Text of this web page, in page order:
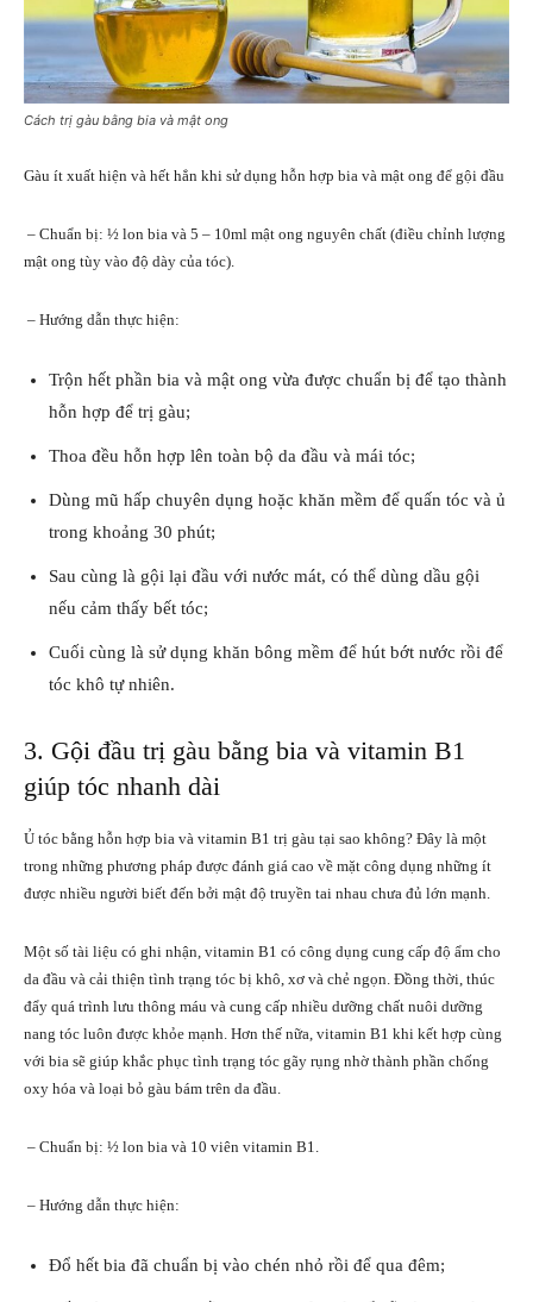
Cách trị gàu bằng bia và mật ong
Gàu ít xuất hiện và hết hẳn khi sử dụng hỗn hợp bia và mật ong để gội đầu
– Chuẩn bị: ½ lon bia và 5 – 10ml mật ong nguyên chất (điều chỉnh lượng
mật ong tùy vào độ dày của tóc).
– Hướng dẫn thực hiện:
Trộn hết phần bia và mật ong vừa được chuẩn bị để tạo thành
hỗn hợp để trị gàu;
Thoa đều hỗn hợp lên toàn bộ da đầu và mái tóc;
Dùng mũ hấp chuyên dụng hoặc khăn mềm để quấn tóc và ủ
trong khoảng 30 phút;
Sau cùng là gội lại đầu với nước mát, có thể dùng dầu gội
nếu cảm thấy bết tóc;
Cuối cùng là sử dụng khăn bông mềm để hút bớt nước rồi để
tóc khô tự nhiên.
3. Gội đầu trị gàu bằng bia và vitamin B1
giúp tóc nhanh dài
Ủ tóc bằng hỗn hợp bia và vitamin B1 trị gàu tại sao không? Đây là một
trong những phương pháp được đánh giá cao về mặt công dụng những ít
được nhiều người biết đến bởi mật độ truyền tai nhau chưa đủ lớn mạnh.
Một số tài liệu có ghi nhận, vitamin B1 có công dụng cung cấp độ ẩm cho
da đầu và cải thiện tình trạng tóc bị khô, xơ và chẻ ngọn. Đồng thời, thúc
đẩy quá trình lưu thông máu và cung cấp nhiều dưỡng chất nuôi dưỡng
nang tóc luôn được khỏe mạnh. Hơn thế nữa, vitamin B1 khi kết hợp cùng
với bia sẽ giúp khắc phục tình trạng tóc gãy rụng nhờ thành phần chống
oxy hóa và loại bỏ gàu bám trên da đầu.
– Chuẩn bị: ½ lon bia và 10 viên vitamin B1.
– Hướng dẫn thực hiện:
Đổ hết bia đã chuẩn bị vào chén nhỏ rồi để qua đêm;